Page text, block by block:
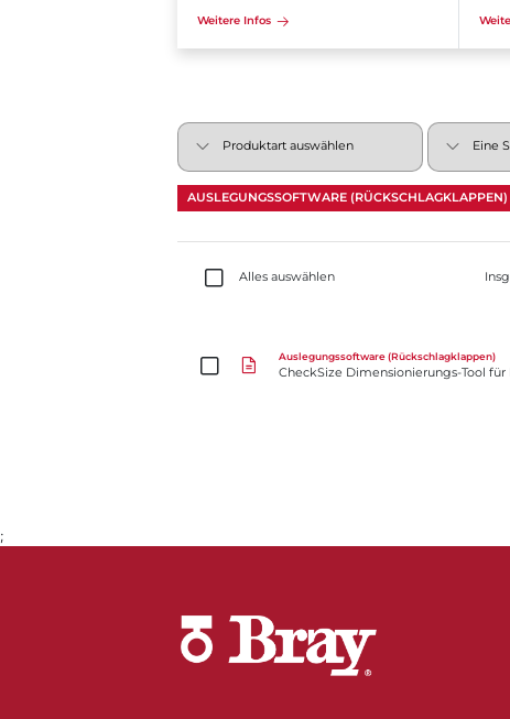
Weitere Infos
AUSLEGUNGSSOFTWARE (RÜCKSCHLAGKLAPPEN)
Alles auswählen
Auslegungssoftware (Rückschlagklappen)
CheckSize Dimensionierungs-Tool
;